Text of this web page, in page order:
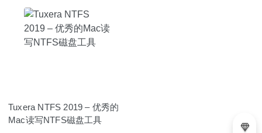
Tuxera NTFS 2019 – 优秀的
Mac读写NTFS磁盘工具